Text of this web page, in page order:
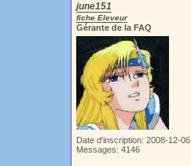
june151
fiche Eleveur
Gérante de la FAQ
Date d'inscription: 2008-12-06
Messages: 4146